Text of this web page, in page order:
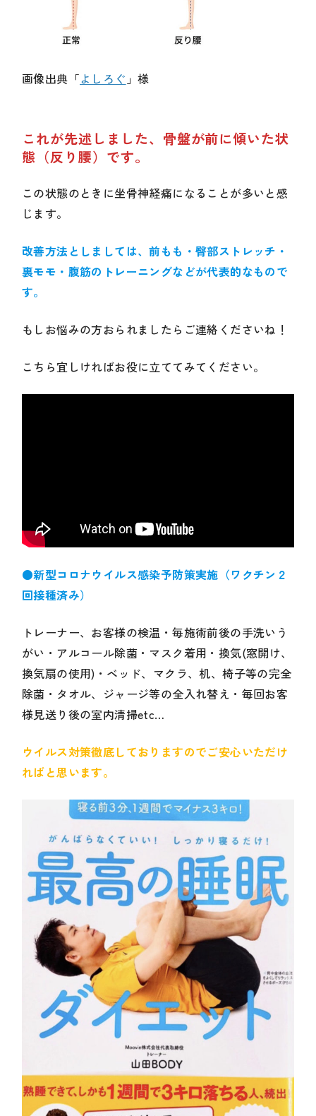
画像出典「よしろぐ 」様
これが先述しました、骨盤が前に傾いた状
態（反り腰）です。
この状態のときに坐骨神経痛になることが多いと感
じます。
改善方法としましては、前もも・臀部ストレッチ・
裏モモ・腹筋のトレーニングなどが代表的なもので
す。
もしお悩みの方おられましたらご連絡くださいね！
こちら宜しければお役に立ててみてください。
●新型コロナウイルス感染予防策実施（ワクチン２
回接種済み）
トレーナー、お客様の検温・毎施術前後の手洗いう
がい・アルコール除菌・マスク着用・換気(窓開け、
換気扇の使用)・ベッド、マクラ、机、椅子等の完全
除菌・タオル、ジャージ等の全入れ替え・毎回お客
様見送り後の室内清掃etc…
ウイルス対策徹底しておりますのでご安心いただけ
ればと思います。